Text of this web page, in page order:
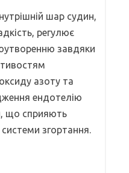
шар судин,
регулює
завдяки
азоту та
ендотелію
що сприяють
системи згортання.